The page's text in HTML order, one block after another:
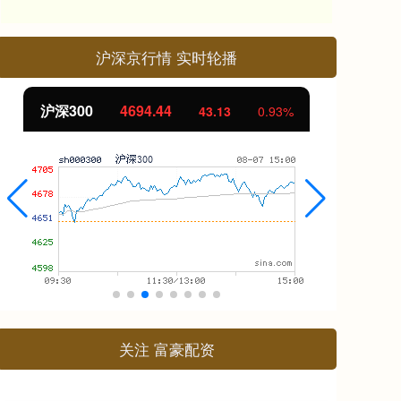
沪深京行情 实时轮播
沪深300 4694.44 43.13 0.93%
关注 富豪配资